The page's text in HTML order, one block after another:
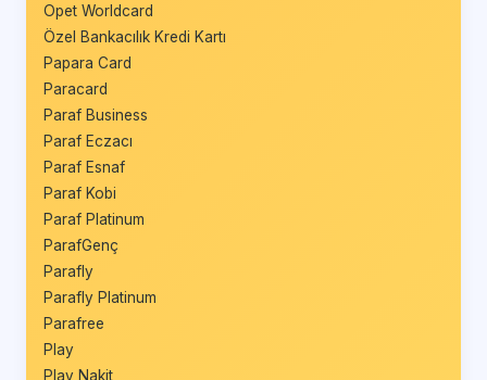
Opet Worldcard
Özel Bankacılık Kredi Kartı
Papara Card
Paracard
Paraf Business
Paraf Eczacı
Paraf Esnaf
Paraf Kobi
Paraf Platinum
ParafGenç
Parafly
Parafly Platinum
Parafree
Play
Play Nakit